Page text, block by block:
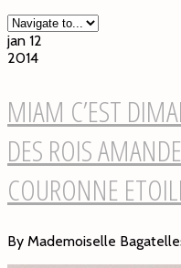
jan 12
2014
MIAM C’EST
DES ROIS
COURONNE
By Mademoiselle